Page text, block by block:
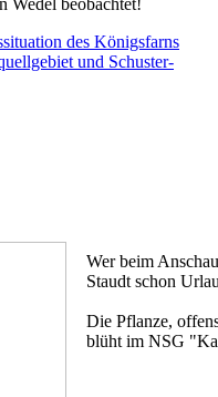
des Königsfarns
und Schuster-
Wer beim
Staudt schon
Die Pflanze,
blüht im NSG